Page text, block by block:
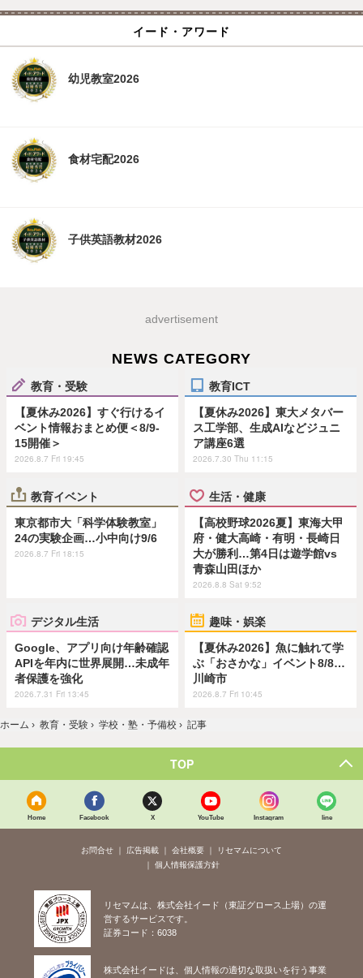
イード・アワード
幼児教室2026
食材宅配2026
子供英語教材2026
advertisement
NEWS CATEGORY
教育・受験
【夏休み2026】すぐ行けるイ
ベント情報おまとめ便＜8/9-
15開催＞
2026.8.7 Fri 19:45
教育ICT
【夏休み2026】東大メタバー
ス工学部、生成AIなどジュニ
ア講座6選
2026.7.30 Thu 11:15
教育イベント
東京都市大「科学体験教室」
24の実験企画…小中向け9/6
2026.8.7 Fri 18:15
生活・健康
【高校野球2026夏】東海大甲
府・健大高崎・有明・長崎日
大が勝利…第4日は遊学館vs
青森山田ほか
2026.8.8 Sat 9:52
デジタル生活
Google、アプリ向け年齢確認
APIを年内に世界展開…未成年
者保護を強化
2026.7.31 Fri 13:45
趣味・娯楽
【夏休み2026】魚に触れて学
ぶ「おさかな」イベント8/8…
川崎市
2026.8.7 Fri 10:45
ホーム › 教育・受験 › 学校・塾・予備校 › 記事
TOP
Home Facebook X YouTube Instagram line
お問合せ 広告掲載 会社概要
リセマムについて
個人情報保護方針
リセマムは、株式会社イード（東証グロース上場）の運
営するサービスです。
証券コード：6038
株式会社イードは、個人情報の適切な取扱いを行う事業